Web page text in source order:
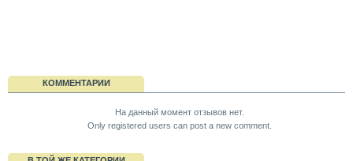
КОММЕНТАРИИ
На данный момент отзывов нет.
Only registered users can post a new comment.